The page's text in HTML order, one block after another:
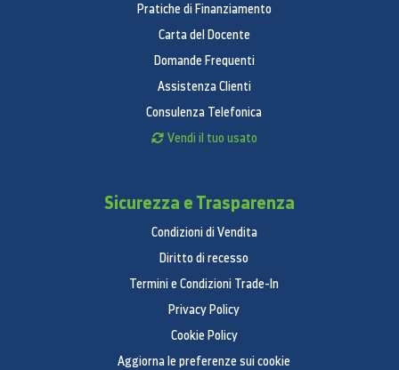
Pratiche di Finanziamento
Carta del Docente
Domande Frequenti
Assistenza Clienti
Consulenza Telefonica
Vendi il tuo usato
Sicurezza e Trasparenza
Condizioni di Vendita
Diritto di recesso
Termini e Condizioni Trade-In
Privacy Policy
Cookie Policy
Aggiorna le preferenze sui cookie